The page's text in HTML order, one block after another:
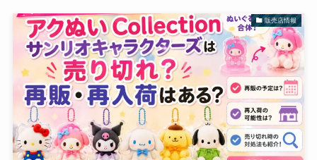
販売店情報